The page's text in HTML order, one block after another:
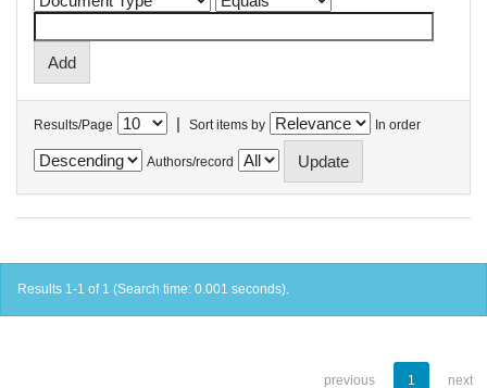
Results/Page | Sort items by In order
Authors/record
Results 1-1 of 1 (Search time: 0.001 seconds).
previous 1 next